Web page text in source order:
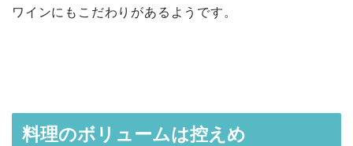
ワインにもこだわりがあるようです。
料理のボリュームは控えめ